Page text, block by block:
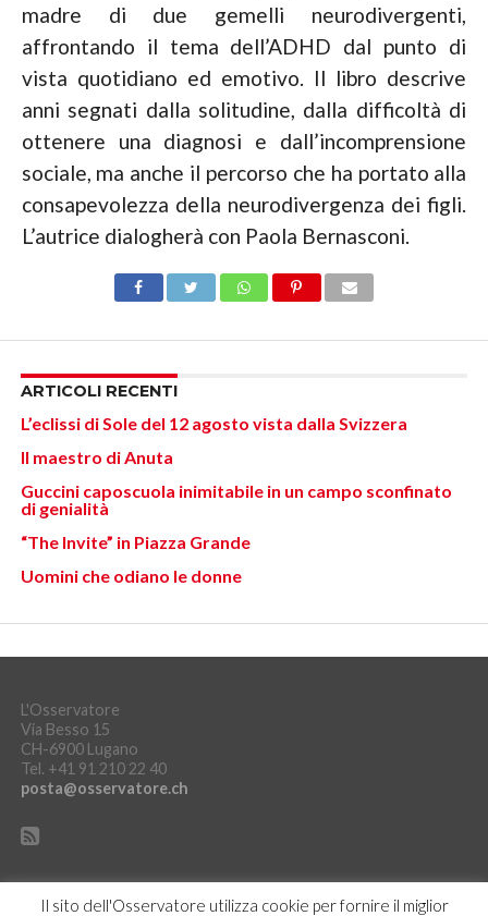
madre di due gemelli neurodivergenti,
affrontando il tema dell’ADHD dal punto di
vista quotidiano ed emotivo. Il libro descrive
anni segnati dalla solitudine, dalla difficoltà di
ottenere una diagnosi e dall’incomprensione
sociale, ma anche il percorso che ha portato alla
consapevolezza della neurodivergenza dei figli.
L’autrice dialogherà con Paola Bernasconi.
ARTICOLI RECENTI
L’eclissi di Sole del 12 agosto vista dalla Svizzera
Il maestro di Anuta
Guccini caposcuola inimitabile in un campo sconfinato
di genialità
“The Invite” in Piazza Grande
Uomini che odiano le donne
L'Osservatore
Via Besso 15
CH-6900 Lugano
Tel. +41 91 210 22 40
posta@osservatore.ch
Il sito dell'Osservatore utilizza cookie per fornire il miglior